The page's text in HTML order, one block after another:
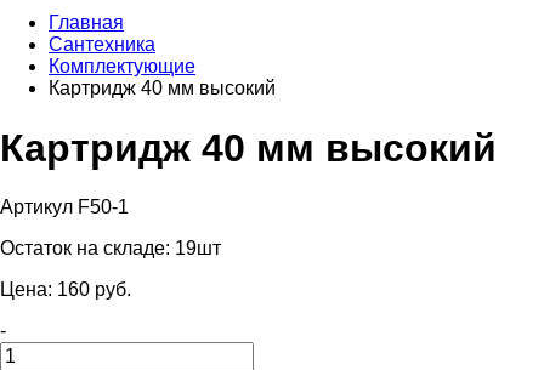
Главная
Сантехника
Комплектующие
Картридж 40 мм высокий
Картридж 40 мм высокий
Артикул F50-1
Остаток на складе: 19шт
Цена: 160 pуб.
-